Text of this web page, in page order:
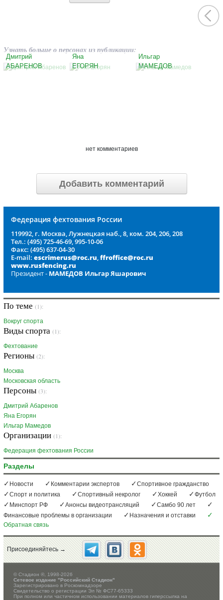
Узнать больше о персонах из публикации:
Дмитрий
АБАРЕНОВ
Яна
ЕГОРЯН
Ильгар
МАМЕДОВ
нет комментариев
Добавить комментарий
Федерация фехтования России
119992, г. Москва, Лужнецкая наб., 8, ком. 204, 206, 208
Тел.: (495) 725-46-69, 995-10-06
Факс: (495) 637-04-30
E-mail: escrimerus@roc.ru,ffroffice@roc.ru
www.rusfencing.ru
Президент - МАМЕДОВ Ильгар Яшарович
По теме (1):
Вокруг спорта
Виды спорта (1):
Фехтование
Регионы (2):
Москва
Московская область
Персоны (3):
Дмитрий Абаренов
Яна Егорян
Ильгар Мамедов
Организации (1):
Федерация фехтования России
Разделы
Новости Комментарии экспертов
Спортивное гражданство
Спорт и политика
Спортивный некролог Хоккей
Футбол
Минспорт РФ
Анонсы видеотрансляций
Самбо 90 лет
Финансовые проблемы в организации
Назначения и отставки
Обратная связь
Присоединяйтесь →
©Стадион ®, 1998-2026
Сетевое издание "Российский Стадион"
Зарегистрировано в Роскомнадзоре
Свидетельство о регистрации Эл № ФС77-65333
При полном или частичном использовании материалов гиперссылка на